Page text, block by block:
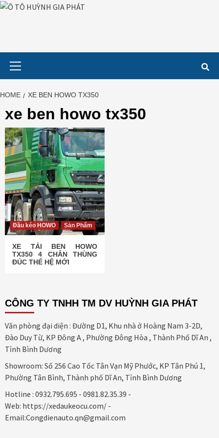
HOME XE BEN HOWO TX350
xe ben howo tx350
Đầu kéo HOWO Sản Phẩm
XE TẢI BEN HOWO
TX350 4 CHÂN THÙNG
ĐÚC THẾ HỆ MỚI
CÔNG TY TNHH TM DV HUỲNH GIA PHÁT
Văn phòng đại diện : Đường D1, Khu nhà ở Hoàng Nam 3-2D,
Đào Duy Từ, KP Đông A , Phường Đông Hòa , Thành Phố Dĩ An ,
Tỉnh Bình Dương
Showroom: Số 256 Cao Tốc Tân Vạn Mỹ Phước, KP Tân Phú 1,
Phường Tân Bình, Thành phố Dĩ An, Tỉnh Bình Dương
Hotline : 0932.795.695 - 0981.82.35.39 -
Web: https://xedaukeocu.com/ -
Email:Congdienauto.qn@gmail.com